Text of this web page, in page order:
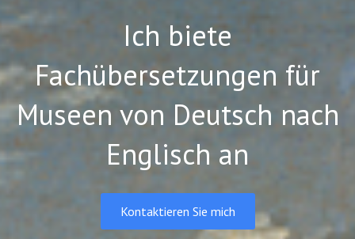
Ich biete
Fachübersetzungen für
Museen von Deutsch nach
Englisch an
Kontaktieren Sie mich